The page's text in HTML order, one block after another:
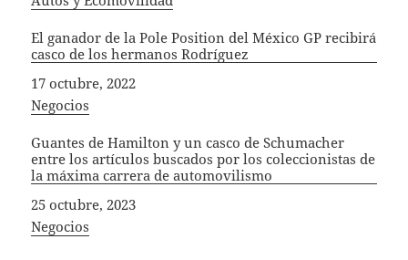
El ganador de la Pole Position del México GP recibirá
casco de los hermanos Rodríguez
Fecha
17 octubre, 2022
In relation to
Negocios
Guantes de Hamilton y un casco de Schumacher
entre los artículos buscados por los coleccionistas de
la máxima carrera de automovilismo
Fecha
25 octubre, 2023
In relation to
Negocios